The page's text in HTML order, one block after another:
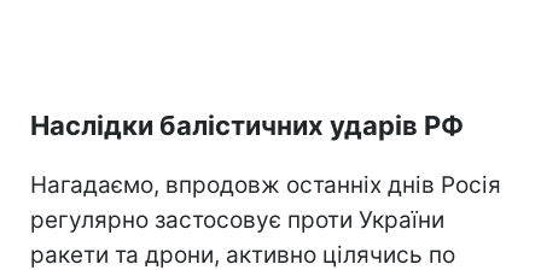
Наслідки балістичних ударів РФ
Нагадаємо, впродовж останніх днів Росія
регулярно застосовує проти України
ракети та дрони, активно цілячись по